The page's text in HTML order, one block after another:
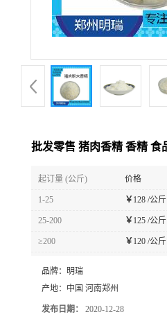
批发零售 猪肉香精 香精 食
起订量 (公斤) 价格
1-25 ￥ 128 /公斤
25-200 ￥ 125 /公斤
≥200 ￥ 120 /公斤
品牌： 明瑞
产地： 中国 河南郑州
发布日期： 2020-12-28